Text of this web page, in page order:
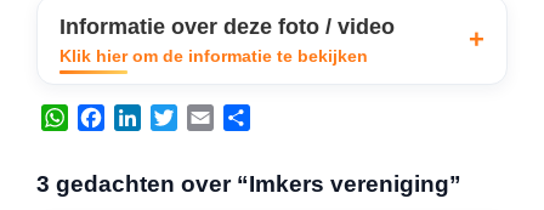
Informatie over deze foto / video
Klik hier om de informatie te bekijken
W
t
e
k
i
e
3 gedachten over “Imkers vereniging”